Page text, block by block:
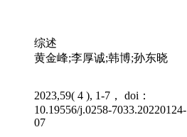
综述
黄金峰;李厚诚;韩博;孙东晓
2023,59( 4 ), 1-7， doi：
10.19556/j.0258-7033.20220124-
07